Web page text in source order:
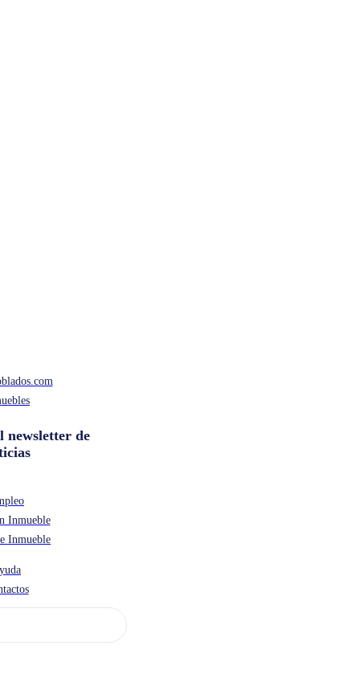
newsletter de
Inmueble
Inmueble